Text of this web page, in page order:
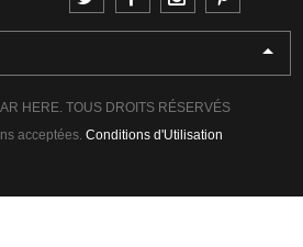
HERE. TOUS DROITS RÉSERVÉS
acceptées. Conditions d'Utilisation